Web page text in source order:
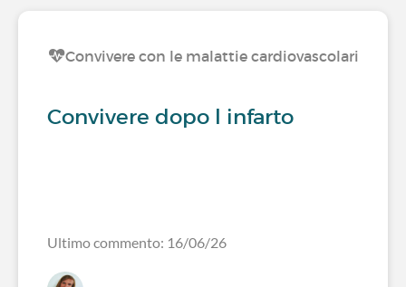
Convivere con le malattie cardiovascolari
Convivere dopo l infarto
Ultimo commento: 16/06/26